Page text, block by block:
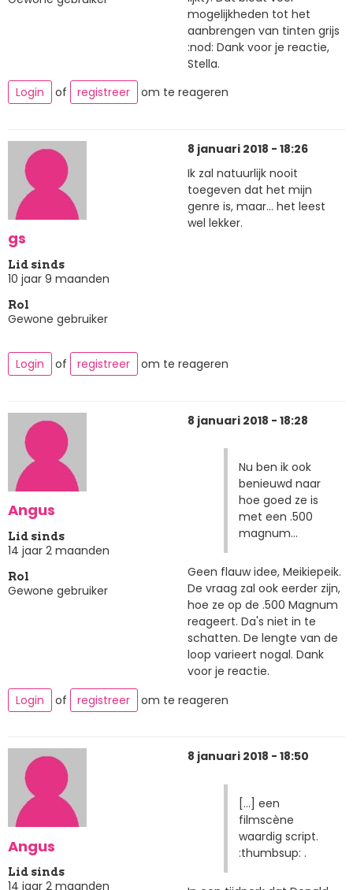
mogelijkheden tot het
aanbrengen van tinten grijs
:nod: Dank voor je reactie,
Stella.
Login
of registreer om te reageren
gs
Lid sinds
10 jaar 9 maanden
Rol
Gewone gebruiker
8 januari 2018 - 18:26
Ik zal natuurlijk nooit
toegeven dat het mijn
genre is, maar... het leest
wel lekker.
Login of registreer om te reageren
Angus
Lid sinds
14 jaar 2 maanden
Rol
Gewone gebruiker
8 januari 2018 - 18:28
Nu ben ik ook
benieuwd naar
hoe goed ze is
met een .500
magnum...
Geen flauw idee, Meikiepeik.
De vraag zal ook eerder zijn,
hoe ze op de .500 Magnum
reageert. Da's niet in te
schatten. De lengte van de
loop varieert nogal. Dank
voor je reactie.
Login
of registreer om te reageren
Angus
Lid sinds
14 jaar 2 maanden
8 januari 2018 - 18:50
[...] een
filmscène
waardig script.
:thumbsup: .